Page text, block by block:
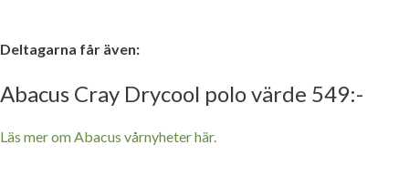
Deltagarna får även:
Abacus Cray Drycool polo värde 549:-
Läs mer om Abacus vårnyheter här.